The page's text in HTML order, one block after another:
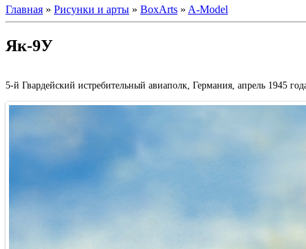
Главная » Рисунки и арты » BoxArts » A-Model
Як-9У
5-й Гвардейский истребительный авиаполк, Германия, апрель 1945